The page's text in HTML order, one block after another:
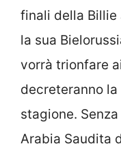
finali della Billie
la sua
vorrà trionfare
decreteranno
stagione.
Arabia Saudita